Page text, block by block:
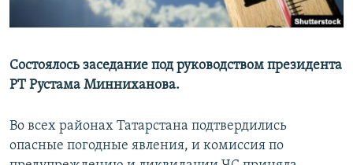
СОЦИАЛЬНЫЕ СЕТИ
Состоялось заседание под руководством президента
РТ Рустама Минниханова.
Во всех районах Татарстана подтвердились
опасные погодные явления, и комиссия по